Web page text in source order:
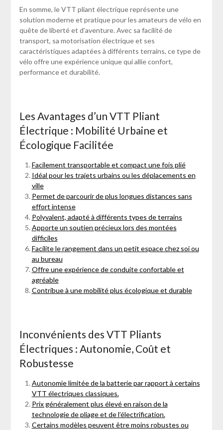
En somme, le VTT pliant électrique représente une
solution moderne et pratique pour les amateurs de vélo en
quête de liberté et d’aventure. Avec sa facilité de
transport, sa motorisation électrique et ses
caractéristiques adaptées à différents terrains, ce type de
vélo offre une expérience unique qui allie confort,
performance et durabilité.
Les Avantages d’un VTT Pliant
Électrique : Mobilité Urbaine et
Écologique Facilitée
Facilement transportable et compact une fois plié
Idéal pour les trajets urbains ou les déplacements en
ville
Permet de parcourir de plus longues distances sans
effort intense
Polyvalent, adapté à différents types de terrains
Apporte un soutien précieux lors des montées
difficiles
Facilite le rangement dans un petit espace chez soi ou
au bureau
Offre une expérience de conduite confortable et
agréable
Contribue à une mobilité plus écologique et durable
Inconvénients des VTT Pliants
Électriques : Autonomie, Coût et
Robustesse
Autonomie limitée de la batterie par rapport à certains
VTT électriques classiques.
Prix généralement plus élevé en raison de la
technologie de pliage et de l’électrification.
Certains modèles peuvent être moins robustes ou